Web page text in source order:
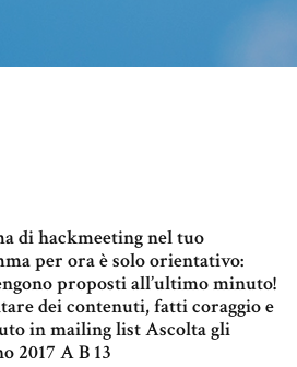
di hackmeeting nel tuo
per ora è solo orientativo:
proposti all’ultimo minuto!
dei contenuti, fatti coraggio e
in mailing list Ascolta gli
2017 A B 13